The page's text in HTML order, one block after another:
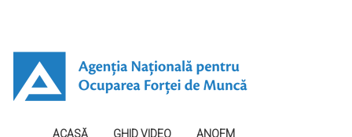
ACASĂ GHID VIDEO ANOFM